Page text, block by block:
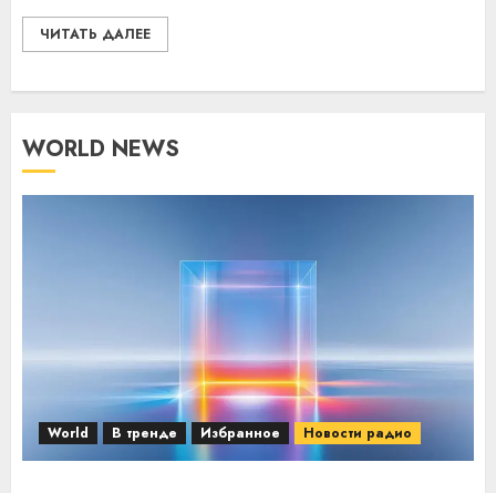
ЧИТАТЬ ДАЛЕЕ
WORLD NEWS
World В тренде Избранное Новости радио